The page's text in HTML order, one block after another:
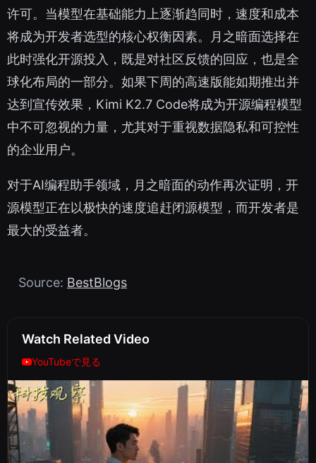
许可。当模型在基础能力上逐渐趋同时，速度和成本
将成为开发者选型的核心权衡因素。月之暗面选择在
此时强化开源投入，既是对社区反馈的回应，也是全
球化布局的一部分。如果下周的高速版能如期推出并
达到宣传效果，Kimi K2.7 Code将成为开源编程模型
中不可忽视的力量，尤其对于重视数据隐私和可控性
的企业用户。
对于AI编程助手领域，月之暗面的动作再次证明，开
源模型正在以极快的速度追赶闭源模型，而开发者是
最大的受益者。
Source: BestBlogs
Watch Related Video
YouTubeで見る